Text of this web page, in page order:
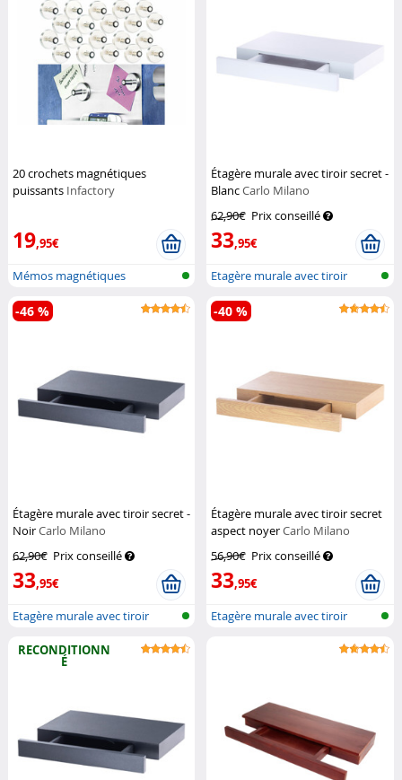
20 crochets magnétiques
puissants Infactory
19,95€
Mémos magnétiques
Étagère murale avec tiroir secret -
BlancCarlo Milano
62,90€ Prix conseillé
33,95€
Etagère murale avec tiroir
Étagère murale avec tiroir secret -
NoirCarlo Milano
62,90€ Prix conseillé
33,95€
-46 %
Etagère murale avec tiroir
Étagère murale avec tiroir secret
aspect noyerCarlo Milano
56,90€ Prix conseillé
33,95€
-40 %
Etagère murale avec tiroir
RECONDITIONN
É